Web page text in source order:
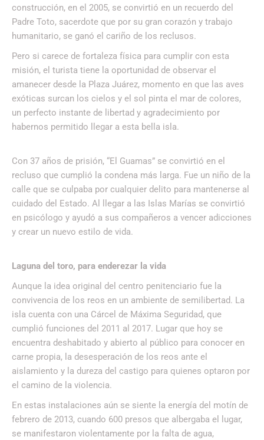
construcción, en el 2005, se convirtió en un recuerdo del
Padre Toto, sacerdote que por su gran corazón y trabajo
humanitario, se ganó el cariño de los reclusos.
Pero si carece de fortaleza física para cumplir con esta
misión, el turista tiene la oportunidad de observar el
amanecer desde la Plaza Juárez, momento en que las aves
exóticas surcan los cielos y el sol pinta el mar de colores,
un perfecto instante de libertad y agradecimiento por
habernos permitido llegar a esta bella isla.
Con 37 años de prisión, “El Guamas” se convirtió en el
recluso que cumplió la condena más larga. Fue un niño de la
calle que se culpaba por cualquier delito para mantenerse al
cuidado del Estado. Al llegar a las Islas Marías se convirtió
en psicólogo y ayudó a sus compañeros a vencer adicciones
y crear un nuevo estilo de vida.
Laguna del toro, para enderezar la vida
Aunque la idea original del centro penitenciario fue la
convivencia de los reos en un ambiente de semilibertad. La
isla cuenta con una Cárcel de Máxima Seguridad, que
cumplió funciones del 2011 al 2017. Lugar que hoy se
encuentra deshabitado y abierto al público para conocer en
carne propia, la desesperación de los reos ante el
aislamiento y la dureza del castigo para quienes optaron por
el camino de la violencia.
En estas instalaciones aún se siente la energía del motín de
febrero de 2013, cuando 600 presos que albergaba el lugar,
se manifestaron violentamente por la falta de agua,